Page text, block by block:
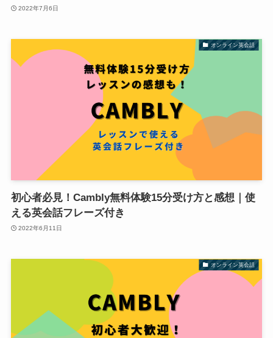
2022年7月6日
オンライン英会話
初心者必見！Cambly無料体験15分受け方と感想｜使
える英会話フレーズ付き
2022年6月11日
オンライン英会話